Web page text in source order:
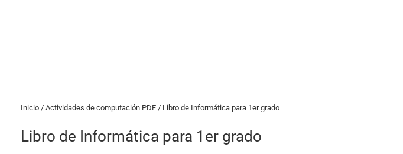
Inicio/ Actividades de computación PDF/ Libro de Informática para 1er grado
Libro de Informática para 1er grado